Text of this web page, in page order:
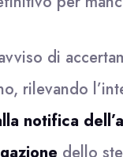
di
rilevando
notifica